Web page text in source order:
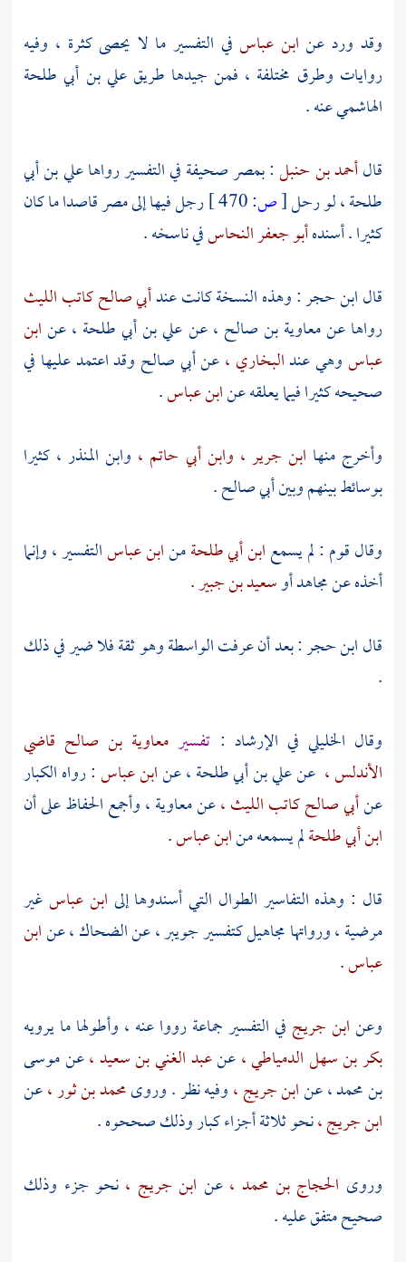
وقد ورد عن ابن عباس في التفسير ما لا يحصى كثرة ، وفيه
روايات وطرق مختلفة ، فمن جيدها طريقعلي بن أبي طلحة
الهاشميعنه .
قالأحمد بن حنبل:بمصرصحيفة في التفسير رواهاعلي بن أبي
طلحة ،لو رحل[ص: رجل فيها إلىمصرقاصدا ما كان
كثيرا . أسندهأبو جعفر النحاسفي ناسخه .
قالابن حجر: وهذه النسخة كانت عندأبي صالح كاتب الليث
رواها عنمعاوية بن صالح ،عنعلي بن أبي طلحة ،عنابن
عباسوهي عندالبخاري ،عنأبي صالح وقد اعتمد عليها في
صحيحه كثيرا فيما يعلقه عنابن عباس.
وأخرج منها ابن جرير ، وابن أبي حاتم ، وابن المنذر ، كثيرا
بوسائط بينهم وبينأبي صالح.
وقال قوم : لم يسمعابن أبي طلحةمنابن عباسالتفسير ، وإنما
أخذه عنمجاهدأوسعيد بن جبير.
قالابن حجر: بعد أن عرفت الواسطة وهو ثقة فلا ضير في ذلك
.
وقال الخليلي في الإرشاد : تفسير معاوية بن صالح قاضي
الأندلس، عنعلي بن أبي طلحة ،عنابن عباس: رواه الكبار
عنأبي صالح كاتب الليث ،عنمعاوية ،وأجمع الحفاظ على أن
ابن أبي طلحةلم يسمعه منابن عباس.
قال : وهذه التفاسير الطوال التي أسندوها إلى ابن عباسغير
مرضية ، ورواتها مجاهيل كتفسيرجويبر ،عنالضحاك ،عنابن
عباس.
وعنابن جريج في التفسير جماعة رووا عنه ، وأطولها ما يرويه
بكر بن سهل الدمياطي ،عنعبد الغني بن سعيد ،عنموسى
بن محمد ،عنابن جريج ،وفيه نظر . وروىمحمد بن ثور ،عن
ابن جريج ،نحو ثلاثة أجزاء كبار وذلك صححوه .
وروى الحجاج بن محمد ،عن ابن جريج ، نحو جزء وذلك
صحيح متفق عليه .